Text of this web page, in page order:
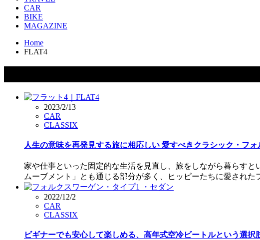
CAR
BIKE
MAGAZINE
Home
FLAT4
2023/2/13
CAR
CLASSIX
人生の意味を再発見する旅に相応しい 愛すべきクラシック・フ
家や仕事といった固定的な生活を見直し、旅をしながら暮らす
ムーブメント」とも通じる部分が多く、ヒッピーたちに愛された
2022/12/2
CAR
CLASSIX
ビギナーでも安心して楽しめる、高年式空冷ビートルという選